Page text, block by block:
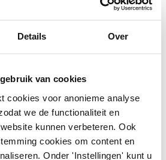
Details Over
van cookies
cookies voor anonieme analyse
we de functionaliteit en
kunnen verbeteren. Ook
cookies om content en
Onder 'Instellingen' kunt u